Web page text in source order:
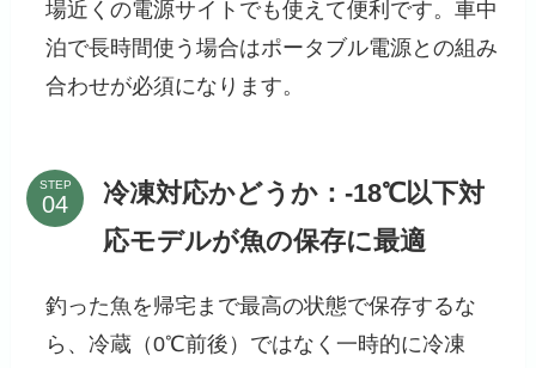
場近くの電源サイトでも使えて便利です。車中
泊で長時間使う場合はポータブル電源との組み
合わせが必須になります。
STEP
冷凍対応かどうか：-18℃以下対
応モデルが魚の保存に最適
釣った魚を帰宅まで最高の状態で保存するな
ら、冷蔵（0℃前後）ではなく一時的に冷凍